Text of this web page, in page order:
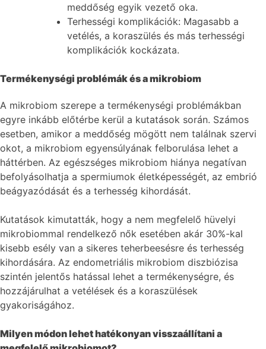
meddőség egyik vezető oka.
Terhességi komplikációk: Magasabb a
vetélés, a koraszülés és más terhességi
komplikációk kockázata.
Termékenységi problémák és a mikrobiom
A mikrobiom szerepe a termékenységi problémákban
egyre inkább előtérbe kerül a kutatások során. Számos
esetben, amikor a meddőség mögött nem találnak szervi
okot, a mikrobiom egyensúlyának felborulása lehet a
háttérben. Az egészséges mikrobiom hiánya negatívan
befolyásolhatja a spermiumok életképességét, az embrió
beágyazódását és a terhesség kihordását.
Kutatások kimutatták, hogy a nem megfelelő hüvelyi
mikrobiommal rendelkező nők esetében akár 30%-kal
kisebb esély van a sikeres teherbeesésre és terhesség
kihordására. Az endometriális mikrobiom diszbiózisa
szintén jelentős hatással lehet a termékenységre, és
hozzájárulhat a vetélések és a koraszülések
gyakoriságához.
Milyen módon lehet hatékonyan visszaállítani a